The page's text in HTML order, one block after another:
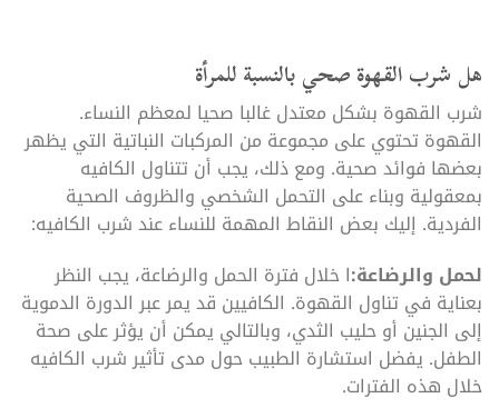
هل شرب القهوة صحي بالنسبة للمرأة
شرب القهوة بشكل معتدل غالبا صحيا لمعظم النساء.
القهوة تحتوي على مجموعة من المركبات النباتية التي يظهر
بعضها فوائد صحية. ومع ذلك، يجب أن تتناول الكافيه
بمعقولية وبناء على التحمل الشخصي والظروف الصحية
الفردية. إليك بعض النقاط المهمة للنساء عند شرب الكافيه:
لحمل والرضاعة:ا خلال فترة الحمل والرضاعة، يجب النظر
بعناية في تناول القهوة. الكافيين قد يمر عبر الدورة الدموية
إلى الجنين أو حليب الثدي، وبالتالي يمكن أن يؤثر على صحة
الطفل. يفضل استشارة الطبيب حول مدى تأثير شرب الكافيه
خلال هذه الفترات.